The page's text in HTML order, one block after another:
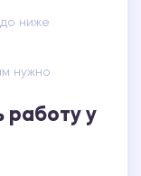
ниже
нужно
работу у